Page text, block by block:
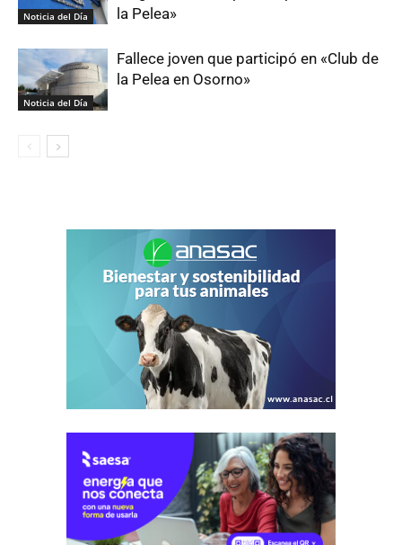
Noticia del Día
la Pelea»
Noticia del Día
Fallece joven que participó en «Club de
la Pelea en Osorno»